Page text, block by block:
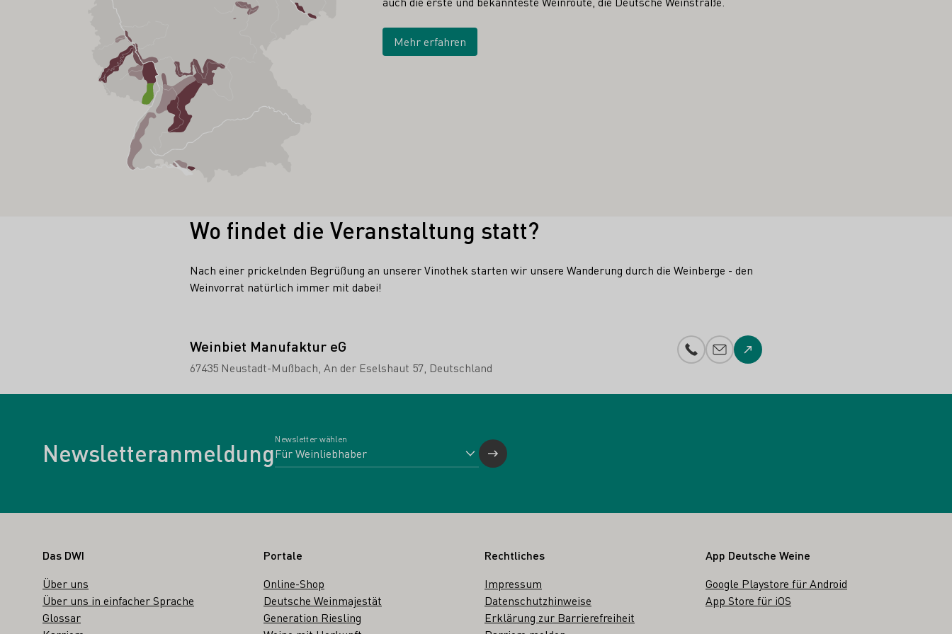
Mehr erfahren
Wo findet die Veranstaltung statt?
Nach einer prickelnden Begrüßung an unserer Vinothek starten wir unsere Wanderung durch die Weinberge - den
Weinvorrat natürlich immer mit dabei!
Weinbiet Manufaktur eG
67435 Neustadt-Mußbach An der Eselshaut 57 Deutschland
Telefonnummer
E-Mail-Adresse
Zur Website
Newsletteranmeldung
Newsletter wählen
Fußbereich
Das DWI
Über uns
Über uns in einfacher Sprache
Glossar
Portale
Online-Shop
Deutsche Weinmajestät
Generation Riesling
Rechtliches
Impressum
Datenschutzhinweise
Erklärung zur Barrierefreiheit
App Deutsche Weine
Google Playstore für Android
App Store für iOS